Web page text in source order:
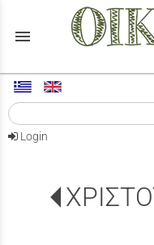
menu
Login